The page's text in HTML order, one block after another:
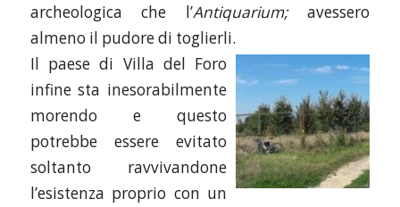
archeologica che l’Antiquarium;avessero
almeno il pudore di toglierli.
Il paese di Villa del Foro
infine sta inesorabilmente
morendo e questo
potrebbe essere evitato
soltanto ravvivandone
l’esistenza proprio con un